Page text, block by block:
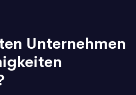
Unternehmen